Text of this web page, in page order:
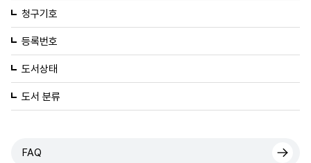
청구기호
등록번호
도서상태
도서 분류
FAQ